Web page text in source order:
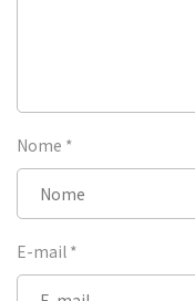
Nome *
E-mail *